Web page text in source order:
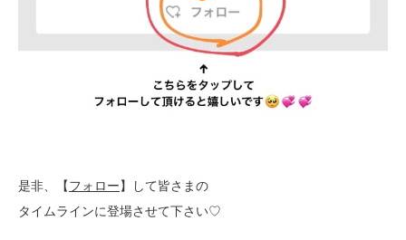
是非、【フォロー】して皆さまの
タイムラインに登場させて下さい♡